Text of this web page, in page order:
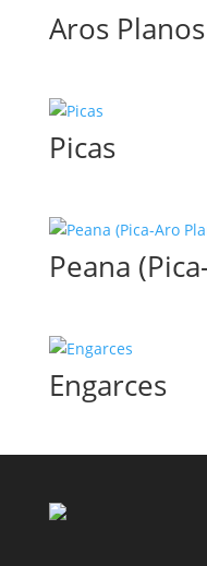
Aros Planos
Picas
Peana
Engarces